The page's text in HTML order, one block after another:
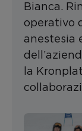
Bianca.
operativo
anestesia
la